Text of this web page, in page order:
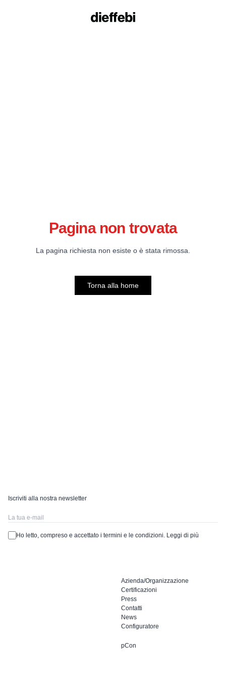
Pagina non trovata
La pagina richiesta non esiste o è stata rimossa.
Torna alla home
Azienda/Organizzazione
Certificazioni
Press
Contatti
News
Configuratore
pCon
Iscriviti alla nostra newsletter
Ho letto, compreso e accettato i termini e le condizioni. Leggi di più